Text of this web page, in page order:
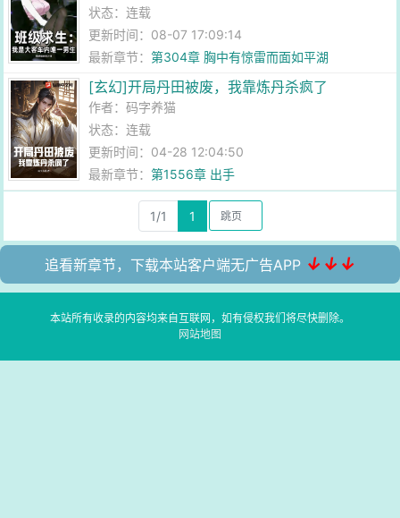
状态：连载
更新时间：08-07 17:09:14
最新章节：第304章 胸中有惊雷而面如平湖
[玄幻]开局丹田被废，我靠炼丹杀疯了
作者：码字养猫
状态：连载
更新时间：04-28 12:04:50
最新章节：第1556章 出手
1/1 1
追看新章节，下载本站客户端无广告APP ↓↓↓
本站所有收录的内容均来自互联网，如有侵权我们将尽快删除。
网站地图